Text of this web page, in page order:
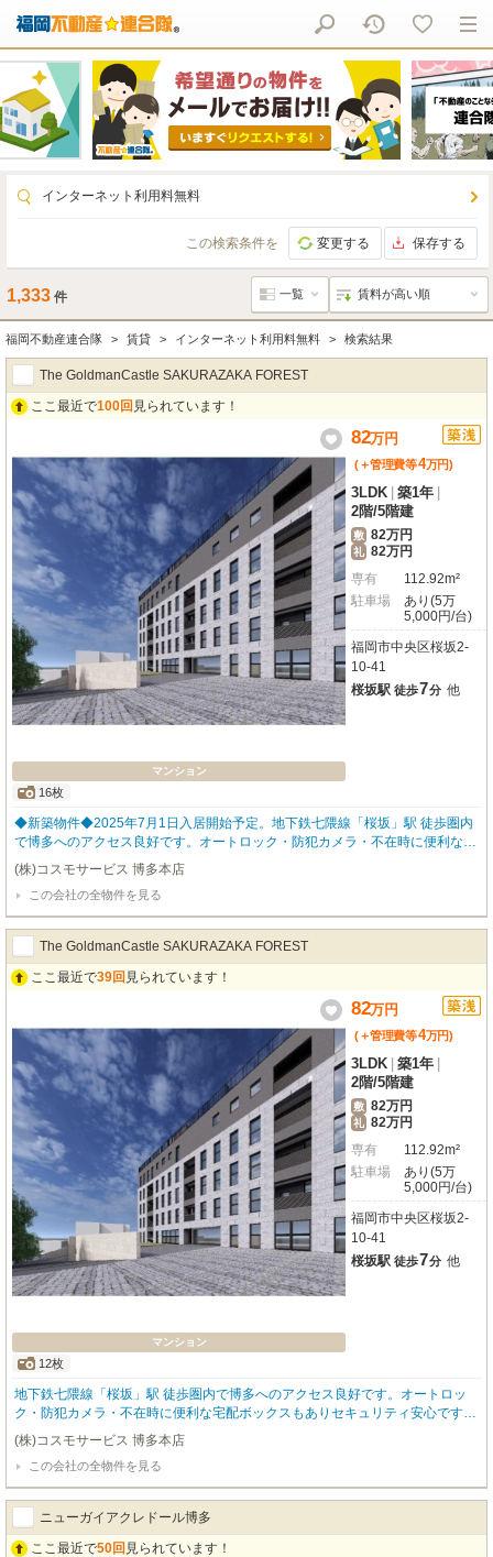
インターネット利用料無料
この検索条件を 変更する 保存する
1,333 件
福岡不動産連合隊 賃貸 インターネット利用料無料 検索結果
The GoldmanCastle SAKURAZAKA FOREST
ここ最近で100回 見られています！
マンション
16枚
82万円
(＋管理費等4万円)
3LDK 築1年
2階/5階建
敷 82万円
礼 82万円
専有
112.92m²
駐車場
あり(5万
5,000円/台)
福岡市中央区桜坂2-
10-41
桜坂駅 徒歩7分 他
◆新築物件◆2025年7月1日入居開始予定。地下鉄七隈線「桜坂」駅 徒歩圏内
で博多へのアクセス良好です。オートロック・防犯カメラ・不在時に便利な宅
配ボックスもありセキュリティ安心です。室内設備も充実してます。わんちゃ
ん、ねこちゃんと一緒に暮らせます(^^♪ ペット飼育時は条件変更がございま
す。お問合せ下さい。福岡の物件全てご紹介出来ます！！何でもご相談下さい
♪ 内覧をご希望の方はお気軽にお申し付けください！【駐車場の空き状況は随
時ご確認ください。】 ★福岡のペット可物件はコスモサービスまで★
(株)コスモサービス 博多本店
この会社の全物件を見る
The GoldmanCastle SAKURAZAKA FOREST
ここ最近で39回 見られています！
マンション
12枚
82万円
(＋管理費等4万円)
3LDK 築1年
2階/5階建
敷 82万円
礼 82万円
専有
112.92m²
駐車場
あり(5万
5,000円/台)
福岡市中央区桜坂2-
10-41
桜坂駅 徒歩7分 他
地下鉄七隈線「桜坂」駅 徒歩圏内で博多へのアクセス良好です。オートロッ
ク・防犯カメラ・不在時に便利な宅配ボックスもありセキュリティ安心です。
室内設備も充実してます。わんちゃん、ねこちゃんと一緒に暮らせます(^^♪ ペ
ット飼育時は条件変更がございます。お問合せ下さい。福岡の物件全てご紹介
出来ます！！何でもご相談下さい♪ 内覧をご希望の方はお気軽にお申し付けく
ださい！【駐車場の空き状況は随時ご確認ください。】 ★福岡のペット可物件
はコスモサービスまで★
(株)コスモサービス 博多本店
この会社の全物件を見る
ニューガイアクレドール博多
ここ最近で50回 見られています！